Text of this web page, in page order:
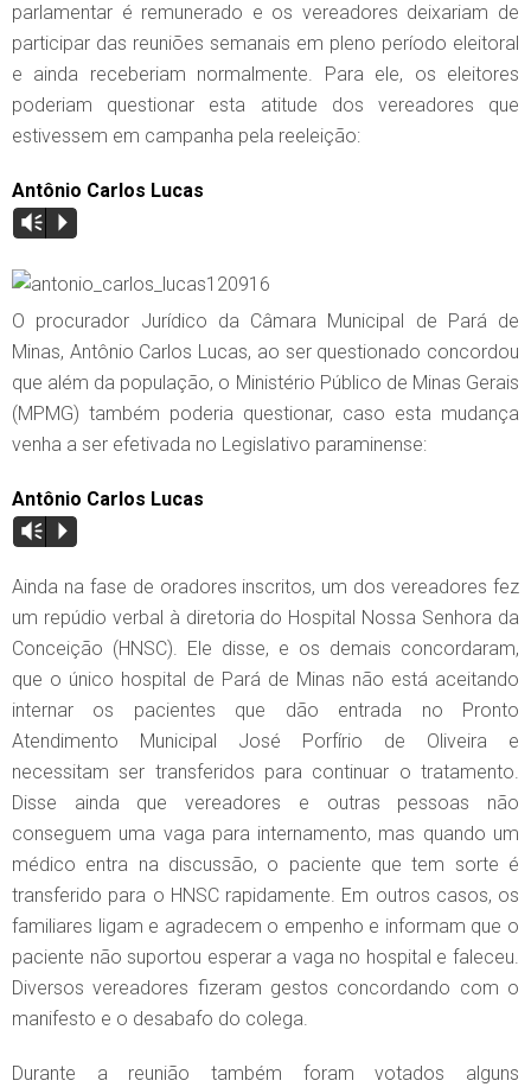
parlamentar é remunerado e os vereadores deixariam de
participar das reuniões semanais em pleno período eleitoral
e ainda receberiam normalmente. Para ele, os eleitores
poderiam questionar esta atitude dos vereadores que
estivessem em campanha pela reeleição:
Antônio Carlos Lucas
Vm P
O procurador Jurídico da Câmara Municipal de Pará de
Minas, Antônio Carlos Lucas, ao ser questionado concordou
que além da população, o Ministério Público de Minas Gerais
(MPMG) também poderia questionar, caso esta mudança
venha a ser efetivada no Legislativo paraminense:
Antônio Carlos Lucas
Vm P
Ainda na fase de oradores inscritos, um dos vereadores fez
um repúdio verbal à diretoria do Hospital Nossa Senhora da
Conceição (HNSC). Ele disse, e os demais concordaram,
que o único hospital de Pará de Minas não está aceitando
internar os pacientes que dão entrada no Pronto
Atendimento Municipal José Porfírio de Oliveira e
necessitam ser transferidos para continuar o tratamento.
Disse ainda que vereadores e outras pessoas não
conseguem uma vaga para internamento, mas quando um
médico entra na discussão, o paciente que tem sorte é
transferido para o HNSC rapidamente. Em outros casos, os
familiares ligam e agradecem o empenho e informam que o
paciente não suportou esperar a vaga no hospital e faleceu.
Diversos vereadores fizeram gestos concordando com o
manifesto e o desabafo do colega.
Durante a reunião também foram votados alguns